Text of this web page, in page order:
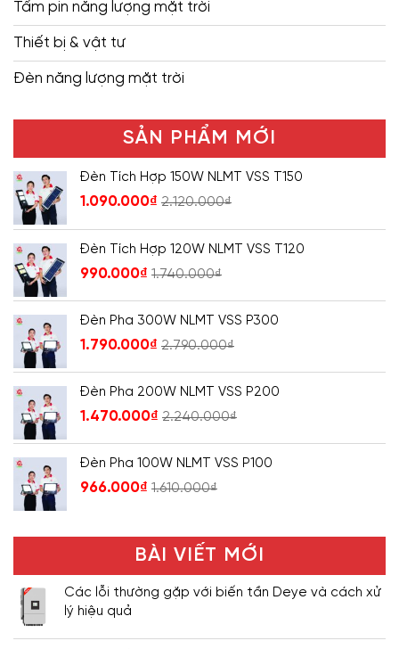
Tấm pin năng lượng mặt trời
Thiết bị & vật tư
Đèn năng lượng mặt trời
SẢN PHẨM MỚI
Đèn Tích Hợp 150W NLMT VSS T150
1.090.000₫ 2.120.000₫
Đèn Tích Hợp 120W NLMT VSS T120
990.000₫ 1.740.000₫
Đèn Pha 300W NLMT VSS P300
1.790.000₫ 2.790.000₫
Đèn Pha 200W NLMT VSS P200
1.470.000₫ 2.240.000₫
Đèn Pha 100W NLMT VSS P100
966.000₫ 1.610.000₫
BÀI VIẾT MỚI
Các lỗi thường gặp với biến tần Deye và cách xử
lý hiệu quả